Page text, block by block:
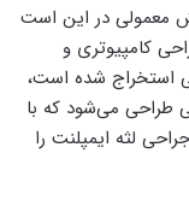
معمولی در این است
کامپیوتری و
استخراج شده است،
طراحی می‌شود که با
لثه ایمپلنت را